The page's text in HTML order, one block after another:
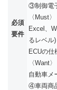
必須
要件
③制御電
〈Must〉
Excel、
るレベル)
ECUの仕
〈Want〉
自動車メ
④車両商